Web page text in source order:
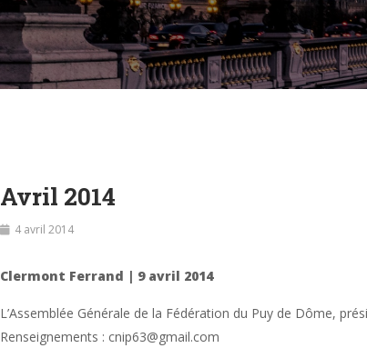
Avril 2014
4 avril 2014
Clermont Ferrand | 9 avril 2014
L’Assemblée Générale de la Fédération du Puy de Dôme,
Renseignements : cnip63@gmail.com